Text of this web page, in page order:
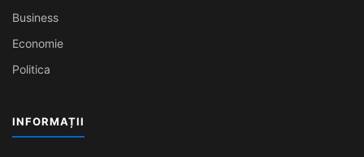
Business
Economie
Politica
INFORMAȚII